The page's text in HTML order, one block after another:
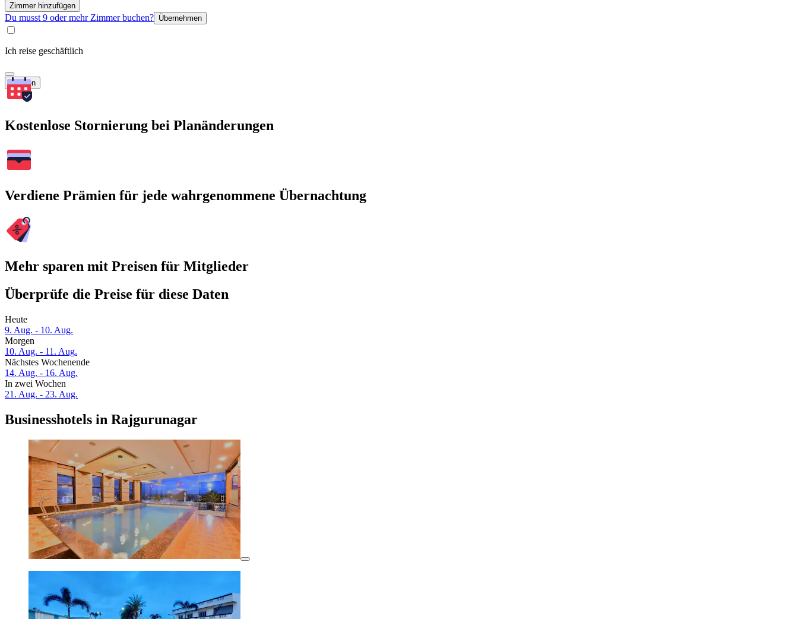
Zimmer hinzufügen
Du musst 9 oder mehr Zimmer buchen? Übernehmen
Ich reise geschäftlich
Suchen
Kostenlose Stornierung bei Planänderungen
Verdiene Prämien für jede wahrgenommene Übernachtung
Mehr sparen mit Preisen für Mitglieder
Überprüfe die Preise für diese Daten
Heute
9. Aug. - 10. Aug.
Morgen
10. Aug. - 11. Aug.
Nächstes Wochenende
14. Aug. - 16. Aug.
In zwei Wochen
21. Aug. - 23. Aug.
Businesshotels in Rajgurunagar